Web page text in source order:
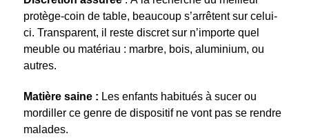
protège-coin de table, beaucoup s’arrêtent sur celui-
ci. Transparent, il reste discret sur n’importe quel
meuble ou matériau : marbre, bois, aluminium, ou
autres.
Matière saine : Les enfants habitués à sucer ou
mordiller ce genre de dispositif ne vont pas se rendre
malades.